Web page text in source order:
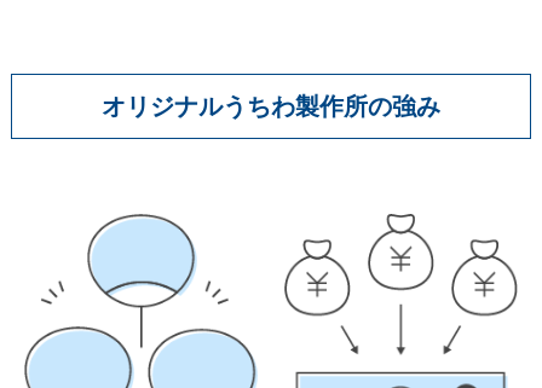
紙うちわ パンダ・くま型
エコ紙うちわ（ジュニア）
エコ紙うちわ（オリジナル）
ユニークうちわ
蓄光うちわ（Mサイズ）
オリジナルうちわ製作所の強み